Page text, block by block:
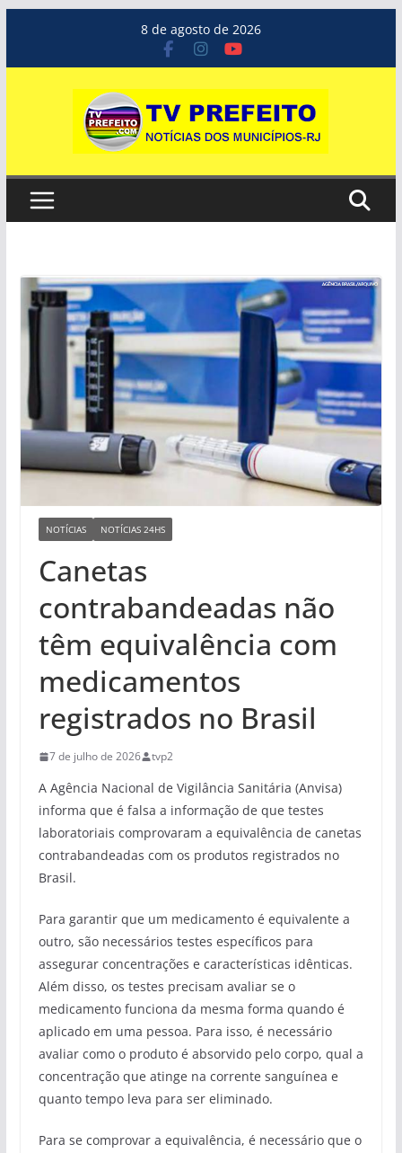
o
8 de agosto de 2026
NOTÍCIAS NOTÍCIAS 24HS
Canetas
contrabandeadas não
têm equivalência com
medicamentos
registrados no Brasil
7 de julho de 2026 tvp2
A Agência Nacional de Vigilância Sanitária (Anvisa)
informa que é falsa a informação de que testes
laboratoriais comprovaram a equivalência de canetas
contrabandeadas com os produtos registrados no
Brasil.
Para garantir que um medicamento é equivalente a
outro, são necessários testes específicos para
assegurar concentrações e características idênticas.
Além disso, os testes precisam avaliar se o
medicamento funciona da mesma forma quando é
aplicado em uma pessoa. Para isso, é necessário
avaliar como o produto é absorvido pelo corpo, qual a
concentração que atinge na corrente sanguínea e
quanto tempo leva para ser eliminado.
Para se comprovar a equivalência, é necessário que o